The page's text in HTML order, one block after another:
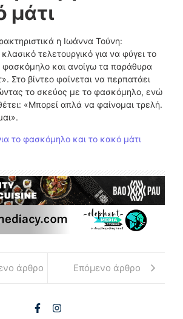
μάτι
η Ιωάννα Τούνη:
τελετουργικό για να φύγει το
και ανοίγω τα παράθυρα
Στο βίντεο φαίνεται να περπατάει
το σκεύος με το φασκόμηλο, ενώ
«Μπορεί απλά να φαίνομαι τρελή.
το φασκόμηλο και το κακό μάτι
άρθρο Επόμενο άρθρο